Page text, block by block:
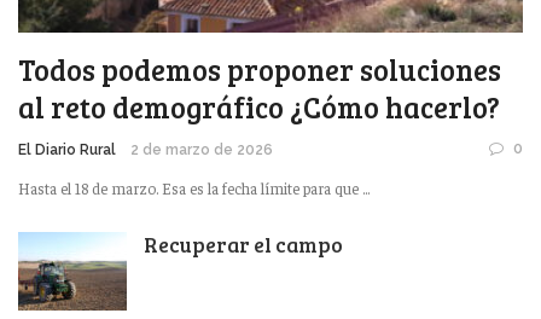
Todos podemos proponer soluciones
al reto demográfico ¿Cómo hacerlo?
El Diario Rural 2 de marzo de 2026 0
Hasta el 18 de marzo. Esa es la fecha límite para que ...
Recuperar el campo